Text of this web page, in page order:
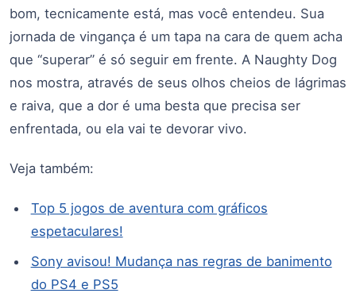
bom, tecnicamente está, mas você entendeu. Sua
jornada de vingança é um tapa na cara de quem acha
que “superar” é só seguir em frente. A Naughty Dog
nos mostra, através de seus olhos cheios de lágrimas
e raiva, que a dor é uma besta que precisa ser
enfrentada, ou ela vai te devorar vivo.
Veja também:
Top 5 jogos de aventura com gráficos
espetaculares!
Sony avisou! Mudança nas regras de banimento
do PS4 e PS5